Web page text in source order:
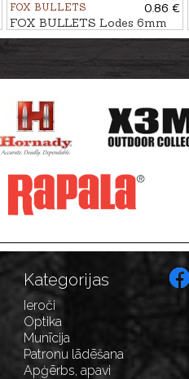
FOX BULLETS
0.86 €
FOX BULLETS Lodes 6mm
FCH 5,2g/80gr - bezsvina
Kategorijas
Ieroči
Optika
Munīcija
Patronu lādēšana
Apģērbs, apavi